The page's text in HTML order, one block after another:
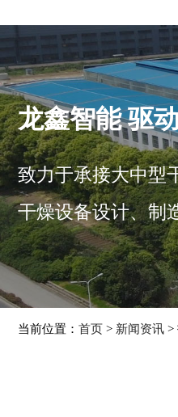
龙鑫智能 驱
致力于承接大中型
干燥设备设计、制
当前位置： 首页 > 新闻资讯 >